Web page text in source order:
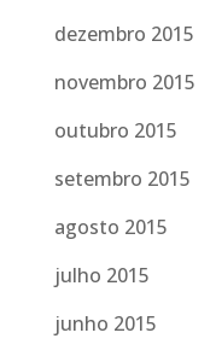
dezembro 2015
novembro 2015
outubro 2015
setembro 2015
agosto 2015
julho 2015
junho 2015